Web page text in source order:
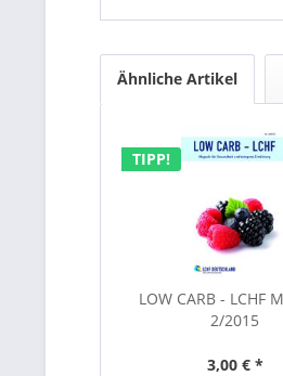
Ähnliche Artikel
TIPP!
LOW CARB - LCHF
2/2015
3,00 € *